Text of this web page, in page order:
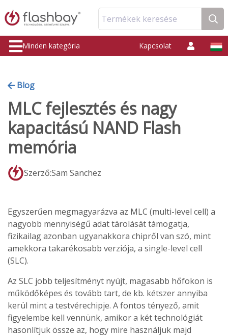
Termékek keresése
Minden kategória Kapcsolat
Blog
MLC fejlesztés és nagy
kapacitású NAND Flash
memória
Szerző:Sam Sanchez
Egyszerűen megmagyarázva az MLC (multi-level cell) a
nagyobb mennyiségű adat tárolását támogatja,
fizikailag azonban ugyanakkora chipről van szó, mint
amekkora takarékosabb verziója, a single-level cell
(SLC).
Az SLC jobb teljesítményt nyújt, magasabb hőfokon is
működőképes és tovább tart, de kb. kétszer annyiba
kerül mint a testvérechipje. A fontos tényező, amit
figyelembe kell vennünk, amikor a két technológiát
hasonlítjuk össze az, hogy mire használjuk majd